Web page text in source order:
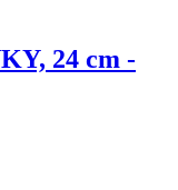
24 cm -